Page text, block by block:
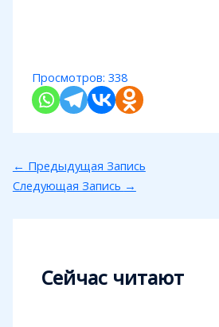
Просмотров: 338
← Предыдущая Запись
Следующая Запись →
Сейчас читают